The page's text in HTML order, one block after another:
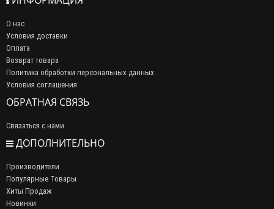
О нас
Условия доставки
Оплата
Возврат товара
Политика обработки персональных данных
Условия соглашения
ОБРАТНАЯ СВЯЗЬ
Связаться с нами
ДОПОЛНИТЕЛЬНО
Производители
Популярные Товары
Хиты Продаж
Новинки